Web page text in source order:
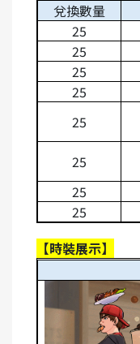
兌換數量
25
25
25
25
25
25
25
25
【時裝展示】